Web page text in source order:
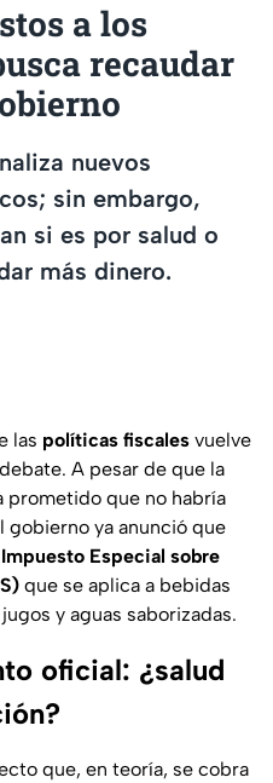
a los
recaudar
nuevos
sin embargo,
si es por salud o
más dinero.
las políticas fiscales vuelve
A pesar de que la
prometido que no habría
gobierno ya anunció que
Impuesto Especial sobre
que se aplica a bebidas
jugos y aguas saborizadas.
oficial: ¿salud
que, en teoría, se cobra